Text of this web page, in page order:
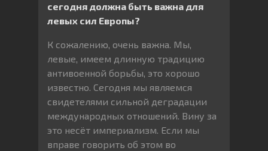
сегодня должна быть важна для
левых сил Европы?
К сожалению, очень важна. Мы,
левые, имеем длинную традицию
антивоенной борьбы, это хорошо
известно. Сегодня мы являемся
свидетелями сильной деградации
международных отношений. Вину за
это несёт империализм. Если мы
вправе говорить об этом во